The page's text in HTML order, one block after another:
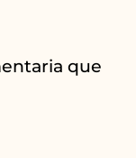
que